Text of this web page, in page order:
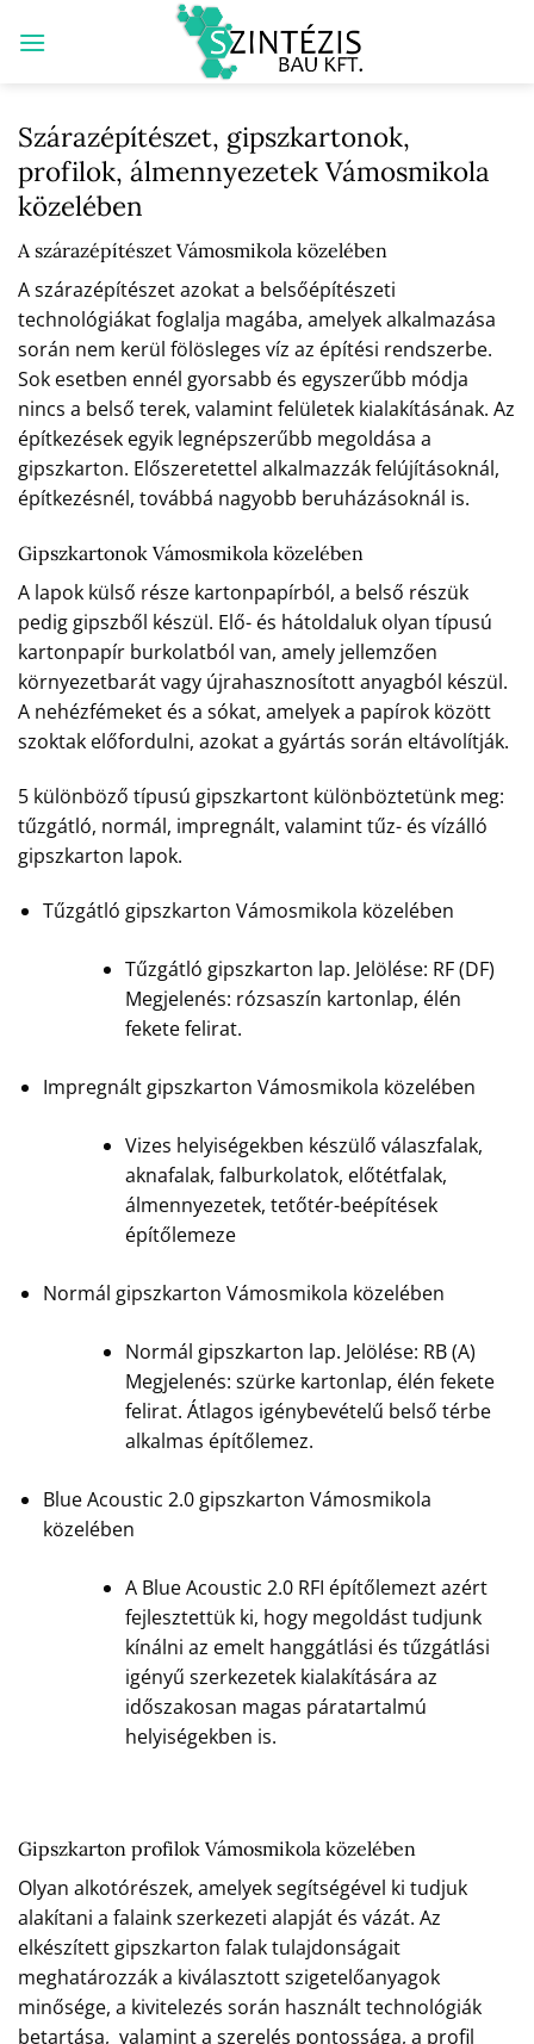
Szárazépítészet, gipszkartonok,
profilok, álmennyezetek Vámosmikola
közelében
A szárazépítészet Vámosmikola közelében
A szárazépítészet azokat a belsőépítészeti
technológiákat foglalja magába, amelyek alkalmazása
során nem kerül fölösleges víz az építési rendszerbe.
Sok esetben ennél gyorsabb és egyszerűbb módja
nincs a belső terek, valamint felületek kialakításának. Az
építkezések egyik legnépszerűbb megoldása a
gipszkarton. Előszeretettel alkalmazzák felújításoknál,
építkezésnél, továbbá nagyobb beruházásoknál is.
Gipszkartonok Vámosmikola közelében
A lapok külső része kartonpapírból, a belső részük
pedig gipszből készül. Elő- és hátoldaluk olyan típusú
kartonpapír burkolatból van, amely jellemzően
környezetbarát vagy újrahasznosított anyagból készül.
A nehézfémeket és a sókat, amelyek a papírok között
szoktak előfordulni, azokat a gyártás során eltávolítják.
5 különböző típusú gipszkartont különböztetünk meg:
tűzgátló, normál, impregnált, valamint tűz- és vízálló
gipszkarton lapok.
Tűzgátló gipszkarton Vámosmikola közelében
Tűzgátló gipszkarton lap. Jelölése: RF (DF)
Megjelenés: rózsaszín kartonlap, élén
fekete felirat.
Impregnált gipszkarton Vámosmikola közelében
Vizes helyiségekben készülő válaszfalak,
aknafalak, falburkolatok, előtétfalak,
álmennyezetek, tetőtér-beépítések
építőlemeze
Normál gipszkarton Vámosmikola közelében
Normál gipszkarton lap. Jelölése: RB (A)
Megjelenés: szürke kartonlap, élén fekete
felirat. Átlagos igénybevételű belső térbe
alkalmas építőlemez.
Blue Acoustic 2.0 gipszkarton Vámosmikola
közelében
A Blue Acoustic 2.0 RFI építőlemezt azért
fejlesztettük ki, hogy megoldást tudjunk
kínálni az emelt hanggátlási és tűzgátlási
igényű szerkezetek kialakítására az
időszakosan magas páratartalmú
helyiségekben is.
Gipszkarton profilok Vámosmikola közelében
Olyan alkotórészek, amelyek segítségével ki tudjuk
alakítani a falaink szerkezeti alapját és vázát. Az
elkészített gipszkarton falak tulajdonságait
meghatározzák a kiválasztott szigetelőanyagok
minősége, a kivitelezés során használt technológiák
betartása, valamint a szerelés pontossága, a profil